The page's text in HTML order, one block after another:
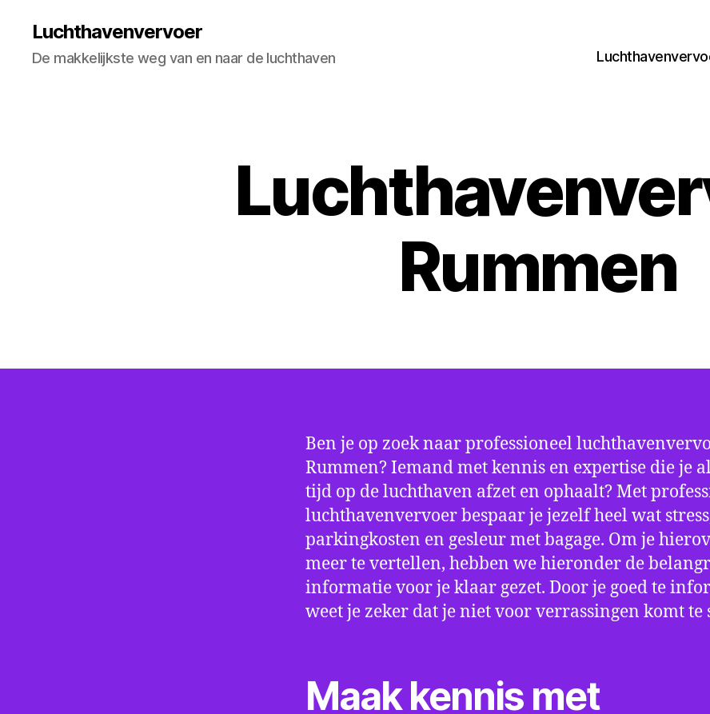
Luchthavenvervoer
De makkelijkste weg van en naar de luchthaven
Rummen
Ben je op zoek naar professioneel
Rummen? Iemand met kennis en expertise die je
tijd op de luchthaven afzet en ophaalt? Met
luchthavenvervoer bespaar je jezelf heel wat
parkingkosten en gesleur met bagage. Om je
meer te vertellen, hebben we hieronder de
informatie voor je klaar gezet. Door je goed te
weet je zeker dat je niet voor verrassingen komt te
Maak kennis met